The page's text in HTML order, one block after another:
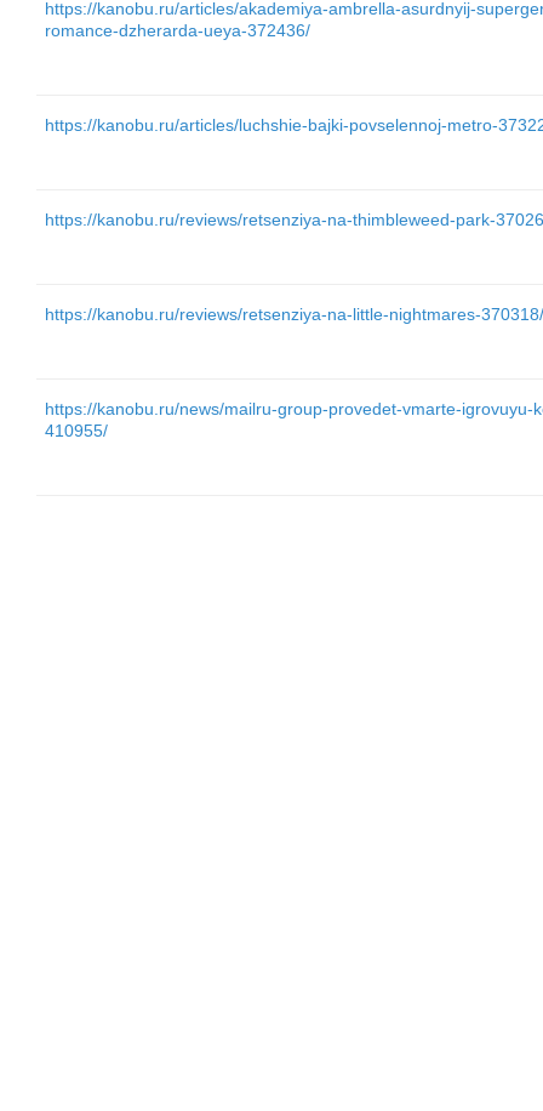
https://kanobu.ru/articles/akademiya-ambrella-asurdnyij-
romance-dzherarda-ueya-372436/
https://kanobu.ru/articles/luchshie-bajki-povselennoj-metro-
https://kanobu.ru/reviews/retsenziya-na-thimbleweed-park-
https://kanobu.ru/reviews/retsenziya-na-little-nightmares-370318/
https://kanobu.ru/news/mailru-group-provedet-vmarte-
410955/